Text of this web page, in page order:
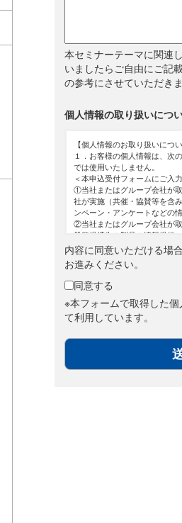
本セミナーテーマに関連
いましたらご自由にご記
の参考にさせていただき
個人情報の取り扱いにつ
【個人情報のお取り扱いにつ
１．お客様の個人情報は、次
では使用いたしません。
＜本申込受付フォームにご入
①当社またはグループ会社が
社が実施（共催・協賛等を含
ンペーン・アンケートなどの
②当社またはグループ会社が
業務提携先の製品の情報提供
③お客様からのお問い合わせ
④当社またはグループ会社が
⑤ニュースレター配信
なお、本申込受付フォームに
用目的においても使用いたし
⑥職業紹介において応募を希
⑦求人情報に関するメールマ
⑧職業紹介において求職者様
＜本申込受付フォームにご入
①取得した閲覧履歴や購買履
析結果に応じた商品・サービ
内容に同意いただける場
お進みください。
同意する
※本フォームで取得した
て利用しています。